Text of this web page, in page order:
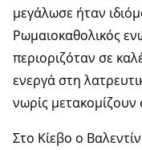
μεγάλωσε ήταν
Ρωμαιοκαθολικός
περιοριζόταν σε
ενεργά στη
νωρίς μετακομίζουν
Στο Κίεβο ο